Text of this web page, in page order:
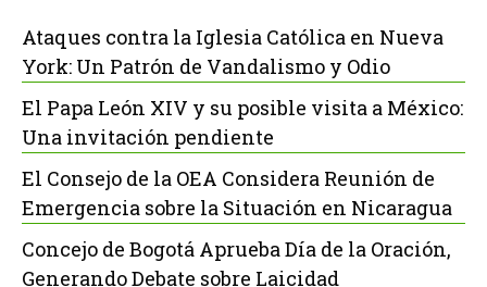
Ataques contra la Iglesia Católica en Nueva
York: Un Patrón de Vandalismo y Odio
El Papa León XIV y su posible visita a México:
Una invitación pendiente
El Consejo de la OEA Considera Reunión de
Emergencia sobre la Situación en Nicaragua
Concejo de Bogotá Aprueba Día de la Oración,
Generando Debate sobre Laicidad